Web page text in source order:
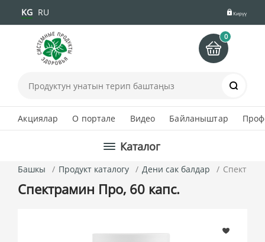
KG RU Кирүү
0
Акциялар О портале Видео Байланыштар
Каталог
Башкы Продукт каталогу Дени сак балдар
Спектрамин Про, 60 капс.